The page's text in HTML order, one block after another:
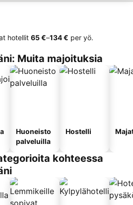
hotellit ‎65 €–‎134 € per yö.
Muita majoituksia
Huoneisto
palveluilla
Hostelli
kohteessa